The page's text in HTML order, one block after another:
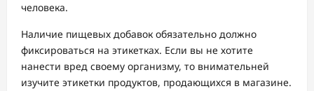
человека.
Наличие пищевых добавок обязательно должно
фиксироваться на этикетках. Если вы не хотите
нанести вред своему организму, то внимательней
изучите этикетки продуктов, продающихся в магазине.